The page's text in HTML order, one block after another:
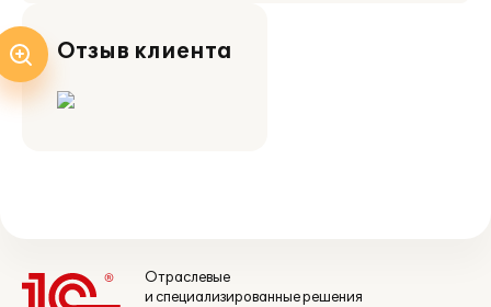
Отзыв клиента
Отраслевые
и специализированные решения